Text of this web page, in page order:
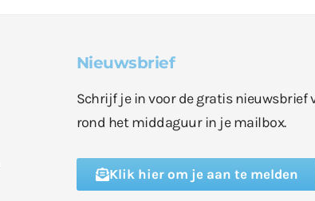
Nieuwsbrief
Schrijf je in voor de gratis nieuwsbrief
rond het middaguur in je mailbox.
Klik hier om je aan te melden